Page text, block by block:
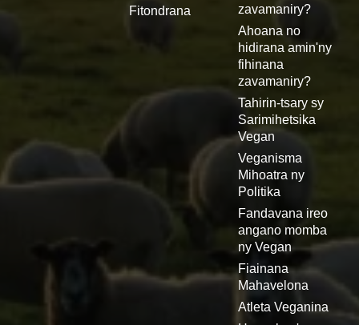
Fitondrana
zavamaniry?
Ahoana no
hidirana amin'ny
fihinana
zavamaniry?
Tahirin-tsary sy
Sarimihetsika
Vegan
Veganisma
Mihoatra ny
Politika
Fandavana ireo
angano momba
ny Vegan
Fiainana
Mahavelona
Atleta Veganina